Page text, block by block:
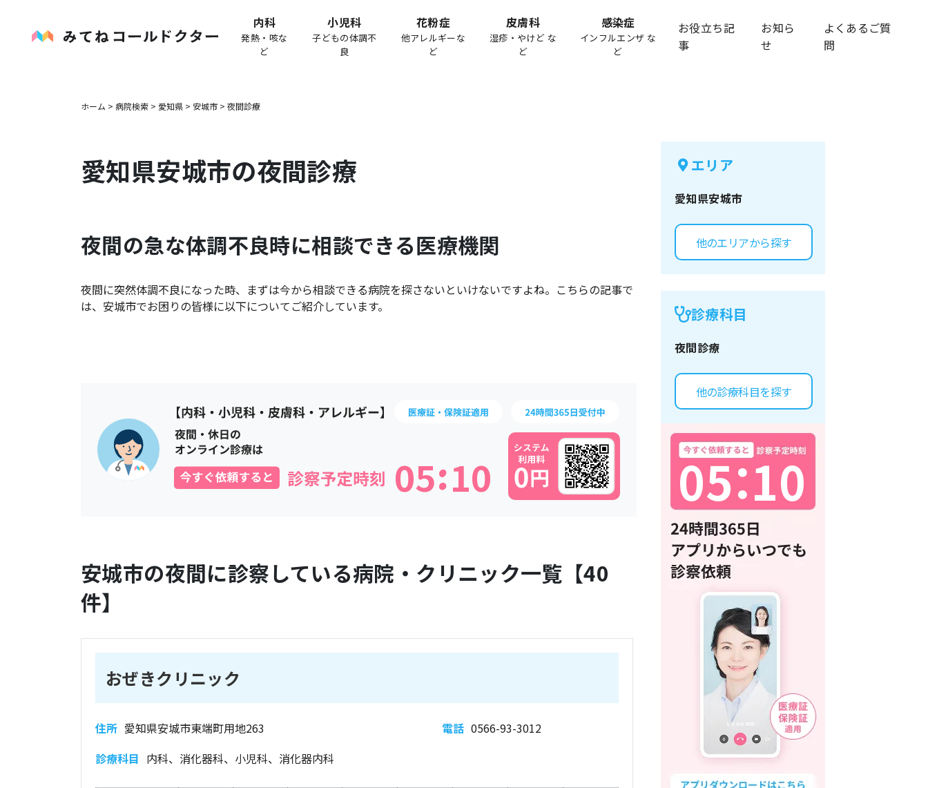
内科
発熱・咳な
ど
小児科
子どもの体調不
良
花粉症
他アレルギーな
ど
皮膚科
湿疹・やけど な
ど
感染症
インフルエンザ な
ど
お役立ち記
事
お知ら
せ
よくあるご質
問
ホーム > 病院検索 > 愛知県 > 安城市 > 夜間診療
愛知県安城市の夜間診療
夜間の急な体調不良時に相談できる医療機関
夜間に突然体調不良になった時、まずは今から相談できる病院を探さないといけないですよね。こちらの記事で
は、 安城市でお困りの皆様に以下についてご紹介しています。
05 10
:
安城市の夜間に診察している病院・クリニック一覧【40
件】
おぜきクリニック
住所 愛知県安城市東端町用地263 電話 0566-93-3012
診療科目 内科、消化器科、小児科、消化器内科
エリア
愛知県安城市
他のエリアから探す
診療科目
夜間診療
他の診療科目を探す
05：
10